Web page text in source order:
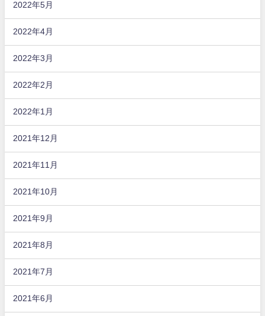
2022年5月
2022年4月
2022年3月
2022年2月
2022年1月
2021年12月
2021年11月
2021年10月
2021年9月
2021年8月
2021年7月
2021年6月